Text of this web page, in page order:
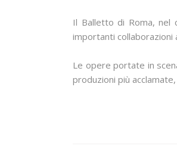
Il Balletto di Roma, nel
importanti collaborazioni
Le opere portate in
produzioni più acclamate,